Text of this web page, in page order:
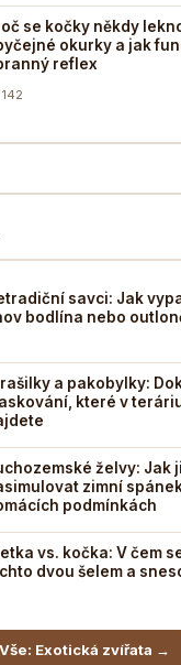
se kočky někdy
okurky a jak
reflex
savci: Jak
bodlína nebo
a pakobylky:
které v
želvy: Jak
zimní
podmínkách
vs. kočka: V čem
dvou šelem a
Vše: Exotická zvířata →